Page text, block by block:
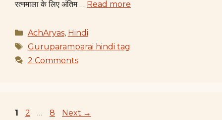
रत्नमाला के लिए अंतिम … Read more
Categories
AchAryas, Hindi
Tags
Guruparamparai hindi tag
2 Comments
Page
1 Page
2 … Page
8 Next →